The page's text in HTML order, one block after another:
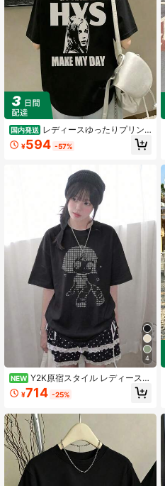
4.69 342 フォロワー
4.69 342 フォロワー
国内発送 レディースゆったりプリン
トTシャツ-半袖、ゆったりプリン
ト、機械洗浄、プリントデザイン
¥594 -57%
4
NEW Y2K原宿スタイル レディース
夏新作 カジュアル ゆったり カート
ゥーンプリント 半袖Tシャツ トップ
¥714 -25%